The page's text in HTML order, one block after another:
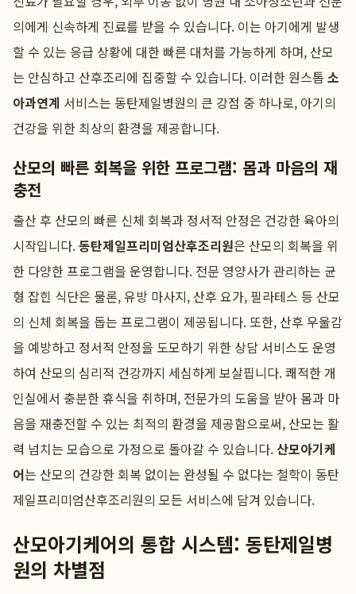
의에게 신속하게 진료를 받을 수 있습니다. 이는 아기에게 발생
할 수 있는 응급 상황에 대한 빠른 대처를 가능하게 하며, 산모
는 안심하고 산후조리에 집중할 수 있습니다. 이러한 원스톱 소
아과연계 서비스는 동탄제일병원의 큰 강점 중 하나로, 아기의
건강을 위한 최상의 환경을 제공합니다.
산모의 빠른 회복을 위한 프로그램: 몸과 마음의 재
충전
출산 후 산모의 빠른 신체 회복과 정서적 안정은 건강한 육아의
시작입니다.동탄제일프리미엄산후조리원은 산모의 회복을 위
한 다양한 프로그램을 운영합니다. 전문 영양사가 관리하는 균
형 잡힌 식단은 물론, 유방 마사지, 산후 요가, 필라테스 등 산모
의 신체 회복을 돕는 프로그램이 제공됩니다. 또한, 산후 우울감
을 예방하고 정서적 안정을 도모하기 위한 상담 서비스도 운영
하여 산모의 심리적 건강까지 세심하게 보살핍니다. 쾌적한 개
인실에서 충분한 휴식을 취하며, 전문가의 도움을 받아 몸과 마
음을 재충전할 수 있는 최적의 환경을 제공함으로써, 산모는 활
력 넘치는 모습으로 가정으로 돌아갈 수 있습니다.산모아기케
어는 산모의 건강한 회복 없이는 완성될 수 없다는 철학이 동탄
제일프리미엄산후조리원의 모든 서비스에 담겨 있습니다.
산모아기케어의 통합 시스템: 동탄제일병
원의 차별점